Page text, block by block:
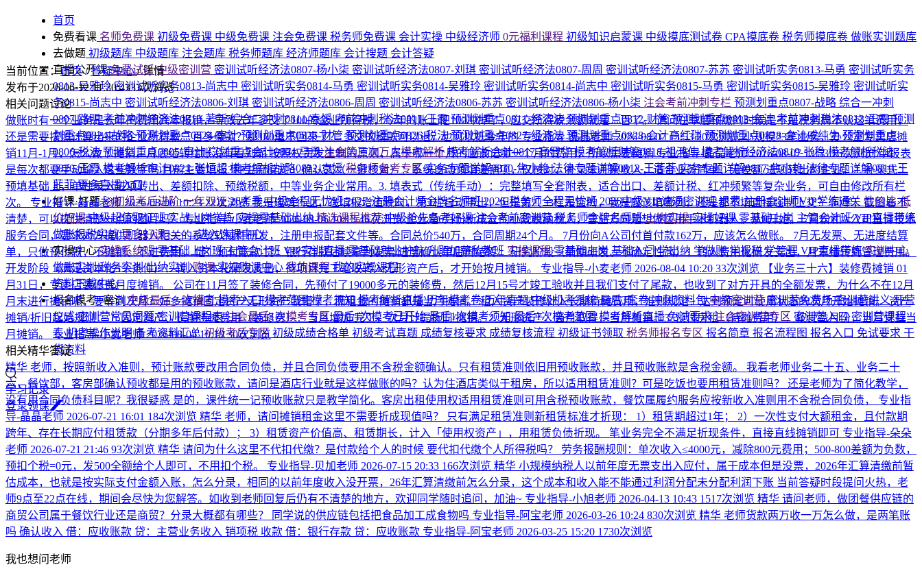
首页
免费看课 名师免费课 初级免费课 中级免费课 注会免费课 税务师免费课 会计实操 中级经济师 0元福利课程 初级知识启蒙课 中级摸底测试卷 CPA摸底卷 税务师摸底卷 做账实训题库
去做题 初级题库 中级题库 注会题库 税务师题库 经济师题库 会计搜题 会计答疑
直播公开课免费试听|中级密训营 密训试听经济法0807-杨小柒 密训试听经济法0807-刘琪 密训试听经济法0807-周周 密训试听经济法0807-苏苏 密训试听实务0813-马勇 密训试听实务
0813-吴雅玲密训试听实务0813-尚志中 密训试听实务0814-马勇 密训试听实务0814-吴雅玲 密训试听实务0814-尚志中 密训试听实务0815-马勇 密训试听实务0815-吴雅玲 密训试听实
务0815-尚志中 密训试听经济法0806-刘琪 密训试听经济法0806-周周 密训试听经济法0806-苏苏 密训试听经济法0806-杨小柒 注会考前冲刺专栏 预测划重点0807-战略 综合一冲刺
0807-路明考前冲刺经济法0810-著新综合二冲刺0811-袁媛考前冲刺税法0811-王霞预测划重点0811-经济法预测划重点0812-财管预测划重点0813-会计考前冲刺税法0813-王霞预测
划重点0824-战略预测划重点0824-审计预测划重点0825-财管预测划重点0826-税法预测划重点0827-经济法预测划重点0828-会计高红瑞预测划重点0828-会计戚纯生预测划重点
0806-税法预测划重点0805-审计💥划重点会计0804-马勇注会第三次万人模考解析模考解析会计0817-高晋华模考解析财管0818-祖鸿伟模考解析经济法0819-张稳模考解析税法
0820-王霞模考解析审计0821-张恒超模考解析战略0822-袁媛税务师备考专区实务专题详解0810-焦小艳法律专题详解0812-王菲菲实务专题详解0817-焦小艳法律专题详解0819-王
菲菲更多直播入口
好课·好题🚀初级考后进阶·一年双证26考季·中级全程无忧班2027·注册会计师金牌名师班2026·税务师全程无忧班 2026中级VIP速通密训班退费·注册会计师VIP学练通关 性价比·低
价好课中级超值取证班实战上岗学练实操零基础出纳精选课程推荐中级抢先备考好课注会考前密训营税务师金牌名师班上岗实操实操好课零基础上岗 主管会计班VIP直播带练
做账报税实战更多好课>>>→进入选课中心
实操中心实操系统班零基础上岗班主管会计班 VIP实训直播零基础就业护航升职加薪私教班 实操课程零基础上岗 基础入门学出纳 学做账学报税学管理VIP直播带练实训中心
做账实训税务实训出纳实训购课实操购课中心我的课程我的实操课程
资料下载中心
报名模考+密训中级最后一次模考模考入口模考范围模考须知模考解析直播历年模考卷历年真题中级机考系统最后3套卷冲刺资料包中级密训营密训营免费场密训营讲义开营
仪式密训营常见问题密训营课程表注会最后1次模考专区最后1次模考已开始最后1次模考须知最后1次模考范围模考解析直播免试要求注会密训营专区 密训营入口密训营课程
表机考操作说明备考资料汇总初级考后专区初级成绩合格单 初级考试真题 成绩复核要求 成绩复核流程 初级证书领取 税务师报名专区 报名简章 报名流程图 报名入口 免试要求 干
货资料
学习记录
登录领课
当前位置：首页/答疑中心/详情
发布于2026-06-12 11:30:4333次浏览
相关问题讨论
做账时有一个业务是去年的费用跨年报销，导致去年多交了100的企业所得税，今年的账上把100冲掉了，应交所得税余额就是二百了。 请问在季度预缴的时候是不是税务局不认这笔费用，
还是需要按照计算出来的企业所得税三百多缴款？那100退不回来了？多交的税款可以退，也可以抵今年的专业指导-晶晶老师2026-08-07 13:5320次浏览小规模23笔业务，办公室专卖店摊
销11月-1月，怎么做了摊销，月底结转结账没有看到呢按照权责发生制的原则，属于哪一个月的应该记哪一个月的费用，所以需要摊销专业指导-晶晶老师2026-08-07 13:5316次浏览申报表
是每次都要手动输入这些数字吗目前主要填报3种主流模式 1. 确认式（一键核对）：系统自动预填进销项，仅核对、补录未开票收入，适合业务简单、无差额/进项转出的企业。 ​ 2. 补录式：
预填基础上，单独录入进项转出、差额扣除、预缴税额，中等业务企业常用。 ​ 3. 填表式（传统手动）：完整填写全套附表，适合出口、差额计税、红冲频繁等复杂业务，可自由修改所有栏
次。
专业指导-晶晶老师2026-08-06 10:2322次浏览我是建筑行业，在填报增值税时，第1栏自动带出，但是第2、3栏是空的，我是应该填哪列，还是都不填直接强制上交？同学，截图看不
清楚，可以提供清楚一点的图片吗？专业指导-小麦老师2026-08-06 10:1346次浏览企业是6月份新成立的小规模纳税人，营业方向是想做医用手术机器人。从0开始。 7月份和A公司签订技术
服务合同，要求对方提供机器人相关的系统软硬件研发，注册申报配套文件等。合同总价540万，合同周期24个月。 7月份向A公司付首付款162万，应该怎么做账。 7月无发票、无进度结算
单，只做预付款，不摊销、不进费用。 借：预付账款 贷：银行存款 ​ ​后续拿到发票/进度确认单后再结转： 研究阶段（前期研发、不确定性高）：转入费用化研发支出，月末结转到管理费用。
开发阶段（满足资本化5个条件）：转入资本化研发支出，待项目完工验收转入无形资产后，才开始按月摊销。
专业指导-小麦老师 2026-08-04 10:20 33次浏览
【业务三十六】装修费摊销 01
月31日，专卖店装修费月度摊销。 公司在11月签了装修合同，先预付了19000多元的装修费，然后12月15号才竣工验收并且我们支付了尾款，也收到了对方开具的全额发票，为什么不在12月
月末进行摊销呢，要等到次月？好多摊销固定资产无形资产我懵了，而租金的摊销都是当月摊销。租入资产装修计入长期待摊费用，准则规定：达到预定可使用状态的次月开始摊销。 资产
摊销/折旧起始规则： 1. 固定资产、长期待摊费用（装修费）：当月增加/完工，次月计提折旧/摊销。 ​ 2. 无形资产：当月取得，当月摊销。 ​ 3. 预付房租（待摊费用）：按受益月份，当月受益当
月摊销。
专业指导-小麦老师2026-08-04 10:1930次浏览
相关精华答疑
精华 老师，按照新收入准则，预计账款要改用合同负债，并且合同负债要用不含税金额确认。只有租赁准则依旧用预收账款，并且预收账款是含税金额。 我看老师业务二十五、业务二十
六，餐饮部，客房部确认预收都是用的预收账款，请问是酒店行业就是这样做账的吗？认为住酒店类似于租房，所以适用租赁准则？可是吃饭也要用租赁准则吗？ 还是老师为了简化教学，
没有用合同负债科目呢？我很疑惑 是的，课件统一记预收账款只是教学简化。客房出租使用权适用租赁准则可用含税预收账款，餐饮属履约服务应按新收入准则用不含税合同负债，
专业指
导-晶晶老师 2026-07-21 16:01 184次浏览 精华 老师，请问摊销租金这里不需要折成现值吗？
只有满足租赁准则新租赁标准才折现： 1）租赁期超过1年； 2）一次性支付大额租金，且付款期
跨年、存在长期应付租赁款（分期多年后付款）； 3）租赁资产价值高、租赁期长，计入「使用权资产」，用租赁负债折现。 笔业务完全不满足折现条件，直接直线摊销即可 专业指导-朵朵
老师 2026-07-21 21:46 93次浏览 精华 请问为什么这里不代扣代缴？是付款给个人的时候 要代扣代缴个人所得税吗？ 劳务报酬规则：单次收入≤4000元，减除800元费用；500-800差额为负数，
预扣个税=0元，发500全额给个人即可，不用扣个税。
专业指导-贝加老师 2026-07-15 20:33 166次浏览 精华 小规模纳税人以前年度无票支出入应付，属于成本但是没票，2026年汇算清缴前暂
估成本，也就是按实际支付金额入账，怎么分录，相同的以前年度收入没开票，26年汇算清缴前怎么分录，这个成本和收入能不能通过利润分配未分配利润下账 当前答疑时段提问火热，老
师9点至22点在线，期间会尽快为您解答。如收到老师回复后仍有不清楚的地方，欢迎同学随时追问，加油~ 专业指导-小旭老师 2026-04-13 10:43 1517次浏览 精华 请问老师，做团餐供应链的
商贸公司属于餐饮行业还是商贸？分录大概都有哪些？
同学说的供应链包括把食品加工成食物吗 专业指导-阿宝老师 2026-03-26 10:24 830次浏览 精华 老师货款两万收一万怎么做，是两笔账
吗 确认收入 借：应收账款 贷：主营业务收入 销项税 收款 借：银行存款 贷：应收账款 专业指导-阿宝老师 2026-03-25 15:20 1730次浏览
我也想问老师